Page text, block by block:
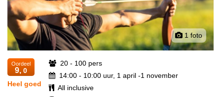
1 foto
Oordeel
9, 0
Heel goed
20 - 100 pers
14:00 - 10:00 uur, 1 april -1 november
All inclusive